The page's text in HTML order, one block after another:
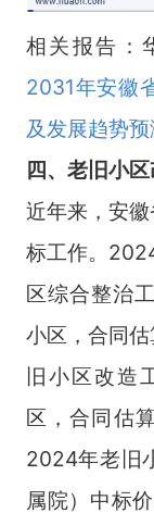
相关报告：
2031年安徽
及发展趋势
四、老旧小
近年来，安
标工作。
区综合整治
小区，合同
旧小区改造
区，合同估
2024年老旧
属院）中标